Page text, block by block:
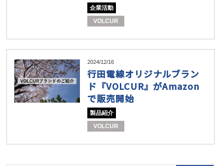
企業活動
VOLCUR
2024/12/16
行田電線オリジナルブラン
ド『VOLCUR』がAmazon
で販売開始
製品紹介
VOLCUR